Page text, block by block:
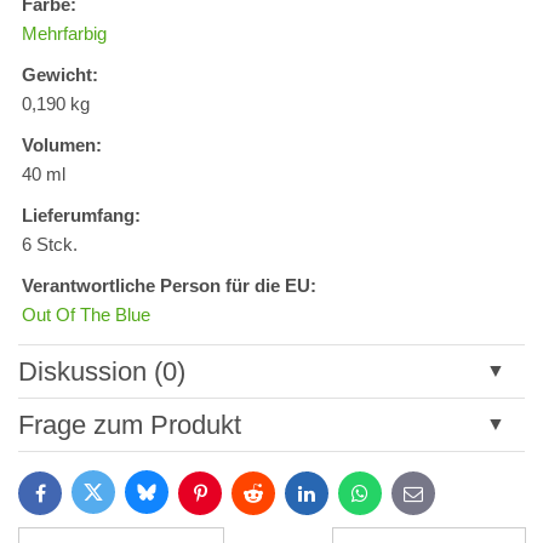
Farbe:
Mehrfarbig
Gewicht:
0,190 kg
Volumen:
40 ml
Lieferumfang:
6 Stck.
Verantwortliche Person für die EU:
Out Of The Blue
Diskussion (0)
Neuer Kommentar
Titel:
Frage zum Produkt
*
FacebookTwitter BlueskyPinterestReddit LinkedInWhatsApp
E-
mail